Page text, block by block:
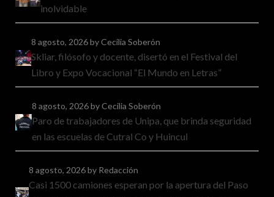
inolvidable
8 agosto, 2026by Cecilia Soberón
Skliar, filósofo y docente, disertó en el Festival del
Libro y Expo Vocacional “El Mundo en Letras”
8 agosto, 2026by Cecilia Soberón
Paro de trabajadores de Unipa, que brinda seguridad
en las escuelas de Cutral Co y Huincul
8 agosto, 2026by Redacción
Casi 1500 camiones esperan por la apertura del Paso